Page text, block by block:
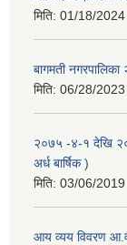
मिति: 01/18/
बागमती
मिति: 06/28/
२०७५ -४-१ देखि
अर्ध बार्षिक )
मिति: 03/06/
आय व्यय विवरण